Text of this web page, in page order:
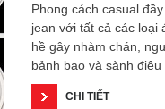
Phong cách casual
jean với tất cả các loại
hề gây nhàm chán,
bảnh bao và sành điệu
CHI TIẾT